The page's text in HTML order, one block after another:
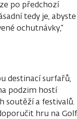
po předchozí
tedy je, abyste
ochutnávky,“
destinací surfařů,
podzim hostí
soutěží a festivalů.
hru na Golf